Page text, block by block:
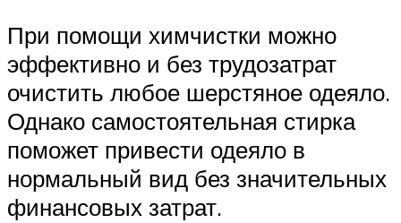
При помощи химчистки можно
эффективно и без трудозатрат
очистить любое шерстяное одеяло.
Однако самостоятельная стирка
поможет привести одеяло в
нормальный вид без значительных
финансовых затрат.